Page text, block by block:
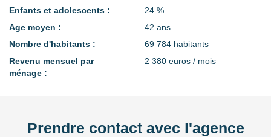
Enfants et adolescents :
24 %
Age moyen :
42 ans
Nombre d'habitants :
69 784 habitants
Revenu mensuel par
ménage :
2 380 euros / mois
Prendre contact avec l'agence